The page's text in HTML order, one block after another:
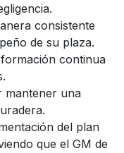
consistente
de su plaza.
continua
mantener una
del plan
que el GM de